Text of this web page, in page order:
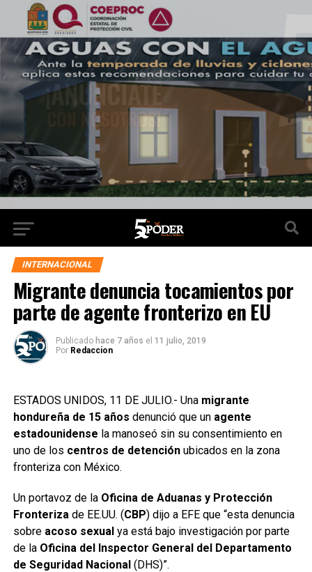
INTERNACIONAL
Migrante denuncia tocamientos por
parte de agente fronterizo en EU
Publicado hace 7 años el 11 julio, 2019
Por Redaccion
ESTADOS UNIDOS, 11 DE JULIO.- Una migrante
hondureña de 15 años denunció que un agente
estadounidense la manoseó sin su consentimiento en
uno de los centros de detenciónubicados en la zona
fronteriza con México.
Un portavoz de la Oficina de Aduanas y Protección
Fronterizade EE.UU. (CBP) dijo a EFE que “esta denuncia
sobre acoso sexualya está bajo investigación por parte
de la Oficina del Inspector General del Departamento
de Seguridad Nacional(DHS)”.